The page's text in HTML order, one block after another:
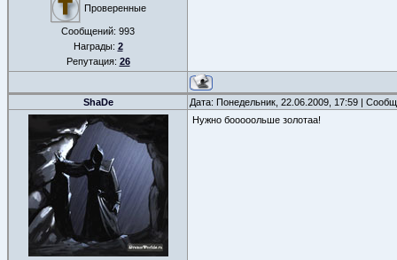
Проверенные
Сообщений: 993
Награды: 2
Репутация: 26
ShaDe Дата: Понедельник, 22.06.2009, 17:59 |
Нужно бооооольше золотаа!